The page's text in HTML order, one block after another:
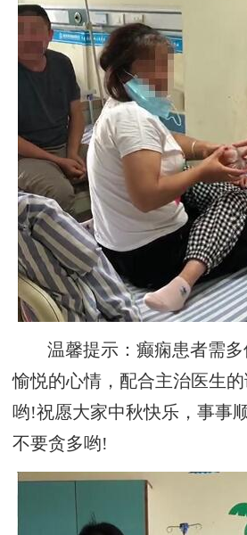
温馨提示：癫痫患者需
愉悦的心情，配合主治医生
哟!祝愿大家中秋快乐，事事
不要贪多哟!